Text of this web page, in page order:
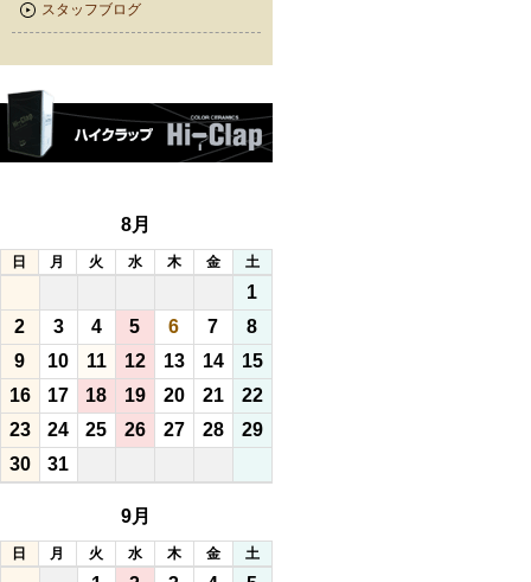
スタッフブログ
8月
日 月 火 水 木 金 土
1
2
3 4 5 6 7
8
9
10 11 12 13 14
15
16
17 18 19 20 21
22
23
24 25 26 27 28
29
30
31
9月
日 月 火 水 木 金 土